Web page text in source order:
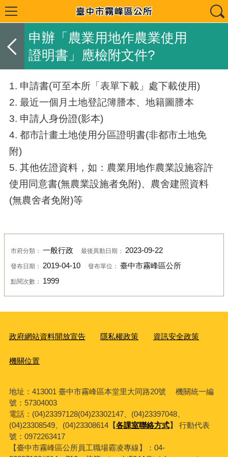
申辦「農業用地作農業使用
證明書」應檢附文件?
1. 申請書(可至本所「表單下載」處下載使用)
2. 最近一個月土地登記簿謄本、地籍圖謄本
3. 申請人身份證(影本)
4. 都市計畫土地使用分區證明書(非都市土地免
附)
5. 其他佐證資料，如：農業用地作農業設施容許
使用同意書(無農業設施者免附)、農舍建照資料
(無農舍者免附)等
市府分類： 一般行政 最後異動日期： 2023-09-22
發布日期： 2019-04-10 發布單位： 臺中市霧峰區公所
點閱次數： 1999
政府網站資料開放宣告 隱私權政策 資訊安全政策
機關位置
地址：413001 臺中市霧峰區本堂里大同路20號 機關統一編
號：57304003
電話：(04)23397128(04)23302147、(04)23397048、
(04)23308549、(04)23308614【各課室聯絡方式】
行動代表
號：0972263417
【臺中市霧峰區公所員工職場霸凌專線】：04-